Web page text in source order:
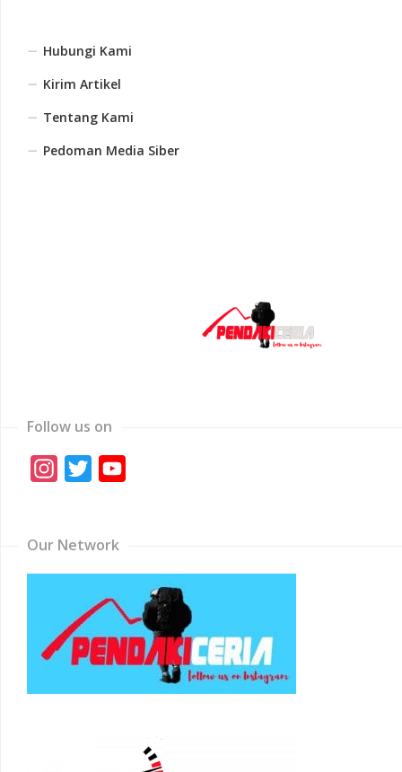
Hubungi Kami
Kirim Artikel
Tentang Kami
Pedoman Media Siber
Follow us on
Instagram
Twitter
Our Network